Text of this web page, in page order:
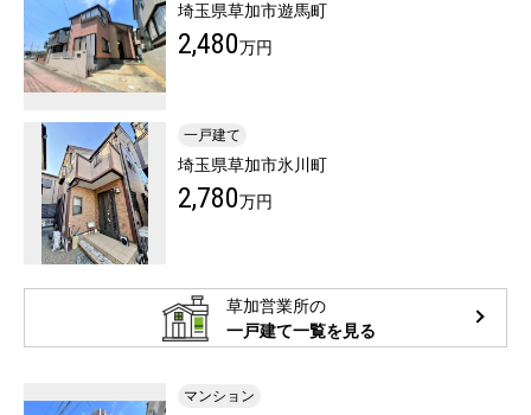
埼玉県草加市遊馬町
2,480万円
一戸建て
埼玉県草加市氷川町
2,780万円
草加営業所の
一戸建て一覧を見る
マンション